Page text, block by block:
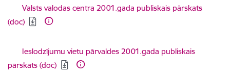
Lejupielādēt:
Valsts valodas centra 2001.gada publiskais pārskats
(doc)
Lejupielādēt:
Ieslodzījumu vietu pārvaldes 2001.gada publiskais
pārskats (doc)